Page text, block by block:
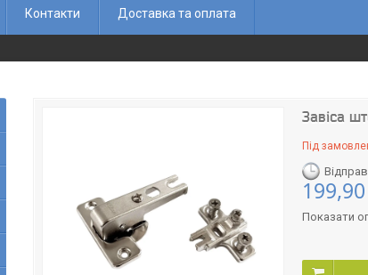
Контакти Доставка та оплата
Завіса
Під
Показати